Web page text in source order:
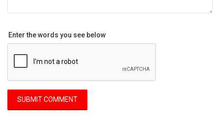
Enter the words you see below